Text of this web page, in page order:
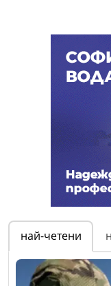
най-четени